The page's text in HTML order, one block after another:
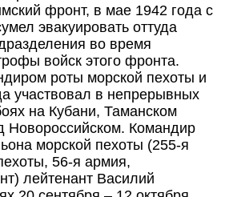
фронт, в мае 1942 года с
эвакуировать оттуда
во время
войск этого фронта.
роты морской пехоты и
участвовал в непрерывных
на Кубани, Таманском
Новороссийском. Командир
морской пехоты (255-я
56-я армия,
лейтенант Василий